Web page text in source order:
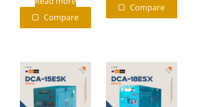
5.00
Compare
Compare